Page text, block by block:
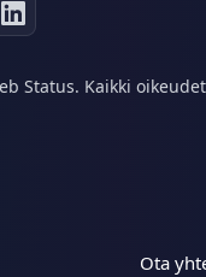
Status. Kaikki
Ota